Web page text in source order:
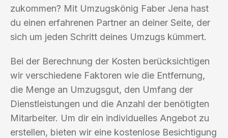
zukommen? Mit Umzugskönig Faber Jena hast
du einen erfahrenen Partner an deiner Seite, der
sich um jeden Schritt deines Umzugs kümmert.
Bei der Berechnung der Kosten berücksichtigen
wir verschiedene Faktoren wie die Entfernung,
die Menge an Umzugsgut, den Umfang der
Dienstleistungen und die Anzahl der benötigten
Mitarbeiter. Um dir ein individuelles Angebot zu
erstellen, bieten wir eine kostenlose Besichtigung